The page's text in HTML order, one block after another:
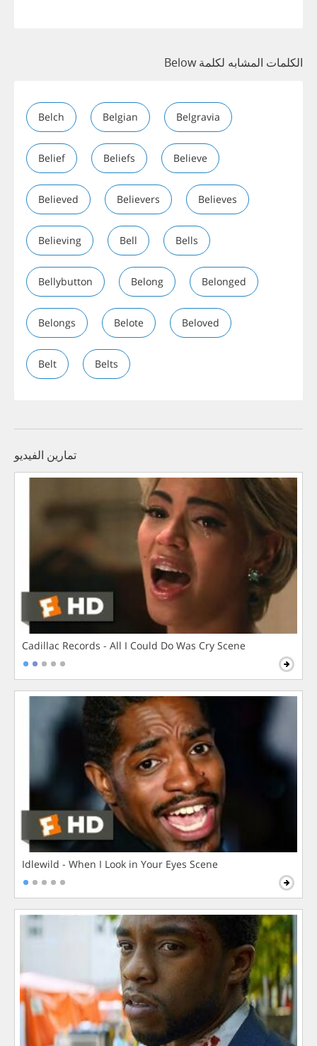
الكلمات المشابه لكلمة Below
Belch Belgian Belgravia
Belief Beliefs Believe
Believed Believers Believes
Believing Bell Bells
Bellybutton Belong Belonged
Belongs Belote Beloved
Belt Belts
تمارين الفيديو
Cadillac Records - All I Could Do Was Cry Scene
Idlewild - When I Look in Your Eyes Scene